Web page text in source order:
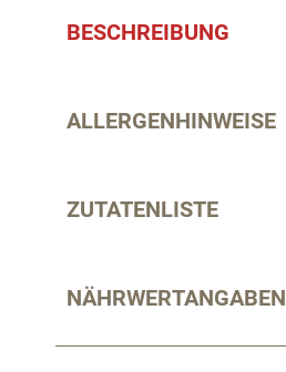
BESCHREIBUNG
ALLERGENHINWEISE
ZUTATENLISTE
NÄHRWERTANGABEN